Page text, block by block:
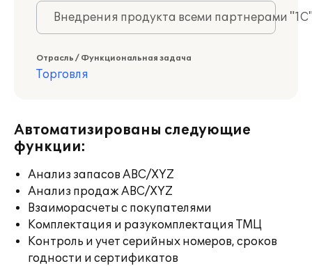
Внедрения продукта всеми партнерами
Отрасль / Функциональная задача
Торговля
Автоматизированы следующие
функции:
Анализ запасов ABC/XYZ
Анализ продаж ABC/XYZ
Взаиморасчеты с покупателями
Комплектация и разукомплектация ТМЦ
Контроль и учет серийных номеров, сроков
годности и сертификатов